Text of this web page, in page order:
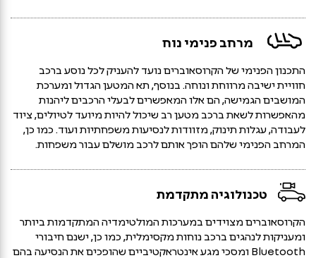
מרחב פנימי נוח
התכנון הפנימי של הקרוסאוברים נועד להעניק לכל נוסע ברכב
חוויית ישיבה מרווחת ונוחה. בנוסף, תא המטען הגדול ומערכת
המושבים הגמישה, הם אלו המאפשרים לבעלי הרכבים ליהנות
מהאפשרות לשאת ברכב מטען רב שיכול להיות מיועד לטיולים, ציוד
לעבודה, עגלות תינוק, מזוודות לנסיעות משפחתיות ועוד. כמו כן,
המרחב הפנימי שלהם הופך אותם לרכב מושלם עבור משפחות.
טכנולוגיה מתקדמת
הקרוסאוברים מצוידים במערכות המולטימדיה המתקדמות ביותר
ומעניקות לנהגים ברכב נוחות מקסימלית, כמו כן, ישנם חיבורי
Bluetooth ומסכי מגע אינטראקטיביים שהופכים את הנסיעה בהם